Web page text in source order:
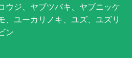
ウジ、ヤブツバキ、ヤブニッケ
、ユーカリノキ、ユズ、ユズリ
ン